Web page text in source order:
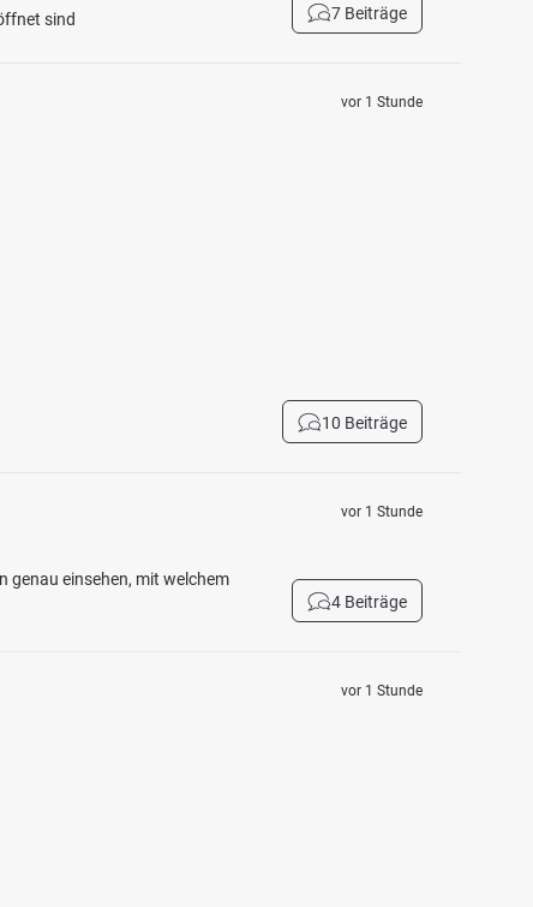
sind 7 Beiträge
vor 1 Stunde
10 Beiträge
genau einsehen, mit welchem
vor 1 Stunde
4 Beiträge
vor 1 Stunde